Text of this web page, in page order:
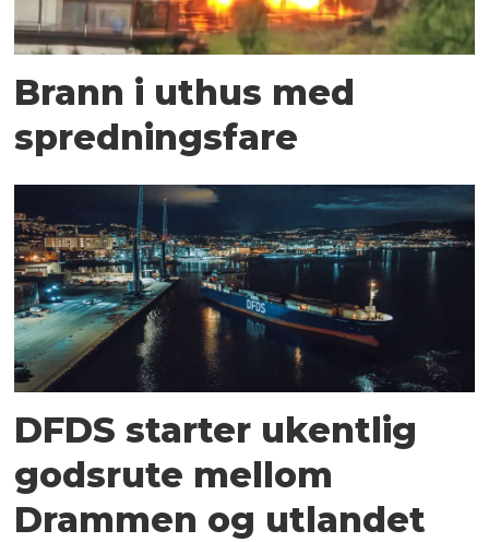
Brann i uthus med
spredningsfare
DFDS starter ukentlig
godsrute mellom
Drammen og utlandet